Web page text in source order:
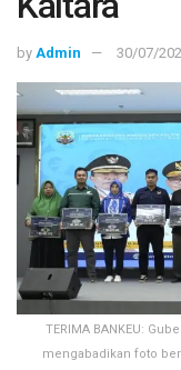
by Admin 30/07/
TERIMA BANKEU:
mengabadikan foto